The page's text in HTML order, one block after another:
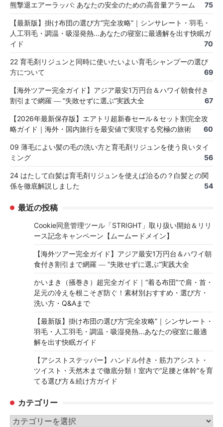
熊撃退エアーラッパ: あなたの安全のための高音量アラーム 75
【最新版】掛け布団の選び方“完全攻略”｜シンサレート・羽毛・
人工羽毛・調温・吸湿発熱…あなたの寝室に最適解を出す快眠ガ
イド
70
22 育毛剤リジュンと同時に使いたいよい育毛シャンプーの選び
方について
69
【海外ツアー完全ガイド】アジア最安1万円台＆ハワイ朝食付き
割引まで網羅 ― “失敗せずに選ぶ”実践大全
67
【2026年最新保存版】エアトリ超新春セール＆セット割完全攻
略ガイド｜海外・国内旅行を最安値で実現する究極の旅術
60
09 薄毛によい髪の毛の洗い方と育毛剤リジュンを使う良いタイ
ミング
56
24 はたして白髪は育毛剤リジュンを使えば治るの？白髪との関
係を徹底解説しました
54
最近の投稿
Cookie同意管理ツール「STRIGHT」取り扱い開始＆リリ
ース記念キャンペーン【ムームードメイン】
【海外ツアー完全ガイド】アジア最安1万円台＆ハワイ朝
食付き割引まで網羅 ― “失敗せずに選ぶ”実践大全
かいまき（掻巻き）超完全ガイド｜“着る布団”で肩・首・
足元の冷えを根こそぎ防ぐ！素材別おすすめ・選び方・
洗い方・Q&Aまで
【最新版】掛け布団の選び方“完全攻略”｜シンサレート・
羽毛・人工羽毛・調温・吸湿発熱…あなたの寝室に最適
解を出す快眠ガイド
【アシストステッパー】ハンドル付き・筋力アシスト・
ツイスト・天然木まで徹底分類！室内で“足腰と体幹”を育
てる選び方＆続け方ガイド
カテゴリー
カ